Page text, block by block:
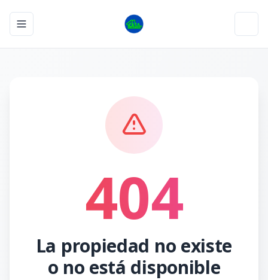
Toggle navigation menu
404
La propiedad no existe
o no está disponible